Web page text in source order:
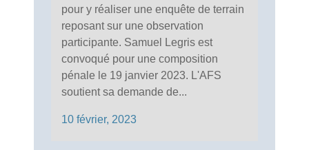
pour y réaliser une enquête de terrain
reposant sur une observation
participante. Samuel Legris est
convoqué pour une composition
pénale le 19 janvier 2023. L'AFS
soutient sa demande de...
10 février, 2023